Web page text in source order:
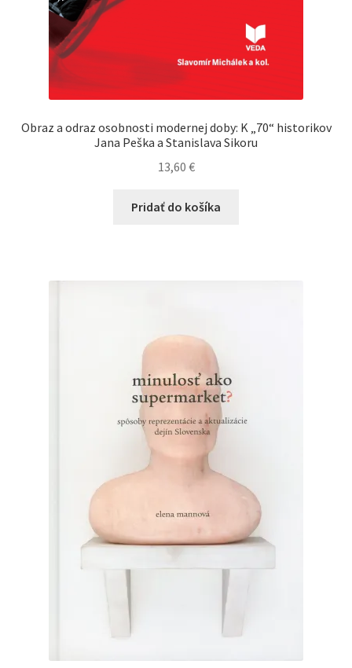
Obraz a odraz osobnosti modernej doby: K „70“ historikov
Jana Peška a Stanislava Sikoru
13,60 €
Pridať do košíka